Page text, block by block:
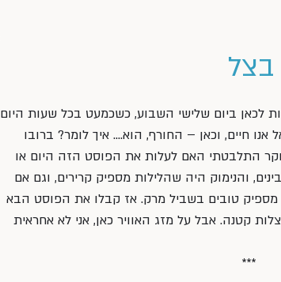
בצל
לכאן ביום שלישי השבוע, כשכמעט בכל שעות היום
חיים, וכאן – החורף, הוא…. איך לומר? ברובו
התלבטתי האם לעלות את הפוסט הזה היום או
והנימוק היה שהלילות מספיק קרירים, וגם אם
מספיק טובים בשביל מרק. אז קבלו את הפוסט הבא
קטנה. אבל על מזג האוויר כאן, אני לא אחראית
***